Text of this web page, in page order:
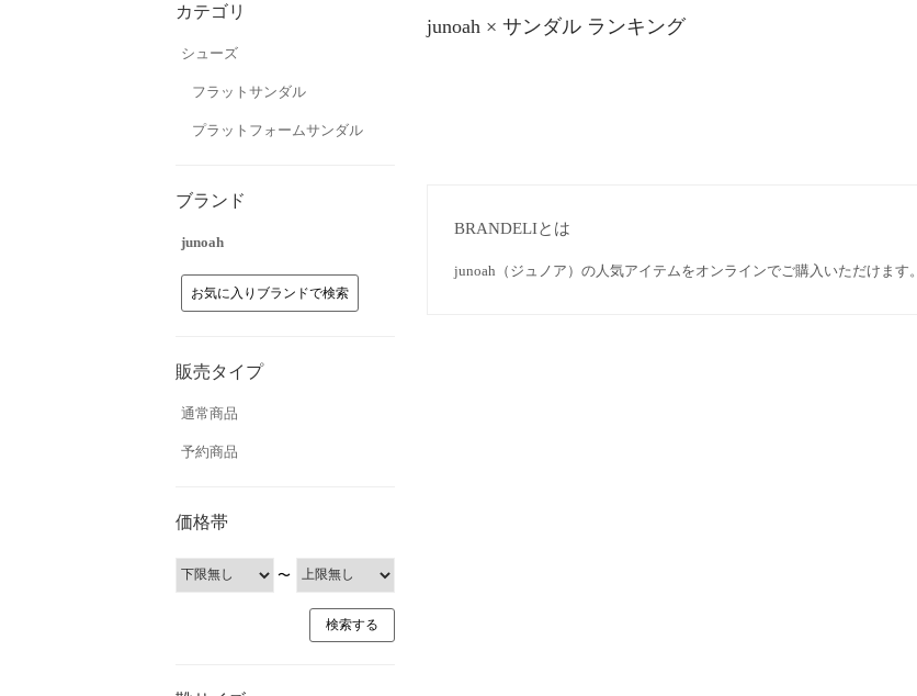
カテゴリ
シューズ
フラットサンダル
プラットフォームサンダル
ブランド
junoah
お気に入りブランドで検索
販売タイプ
通常商品
予約商品
価格帯
〜
junoah × サンダル ランキング
BRANDELIとは
junoah（ジュノア）の人気アイテムをオンラインでご購入いただけます。